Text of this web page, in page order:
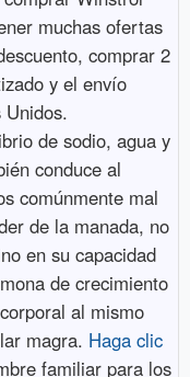
muchas ofertas
comprar 2
y el envío
de sodio, agua y
conduce al
comúnmente mal
de la manada, no
en su capacidad
de crecimiento
al mismo
magra. Haga clic
familiar para los